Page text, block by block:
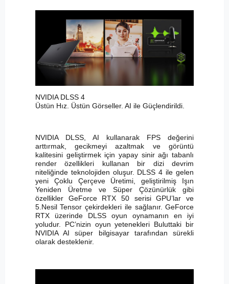
NVIDIA DLSS 4
Üstün Hız. Üstün Görseller. AI ile Güçlendirildi.
NVIDIA DLSS, AI kullanarak FPS değerini
arttırmak, gecikmeyi azaltmak ve görüntü
kalitesini geliştirmek için yapay sinir ağı tabanlı
render özellikleri kullanan bir dizi devrim
niteliğinde teknolojiden oluşur. DLSS 4 ile gelen
yeni Çoklu Çerçeve Üretimi, geliştirilmiş Işın
Yeniden Üretme ve Süper Çözünürlük gibi
özellikler GeForce RTX 50 serisi GPU’lar ve
5.Nesil Tensor çekirdekleri ile sağlanır. GeForce
RTX üzerinde DLSS oyun oynamanın en iyi
yoludur. PC’nizin oyun yetenekleri Buluttaki bir
NVIDIA AI süper bilgisayar tarafından sürekli
olarak desteklenir.